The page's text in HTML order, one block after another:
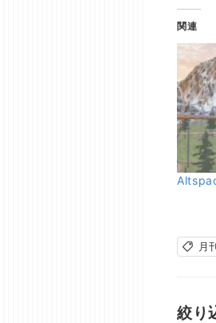
関連
月
絞り